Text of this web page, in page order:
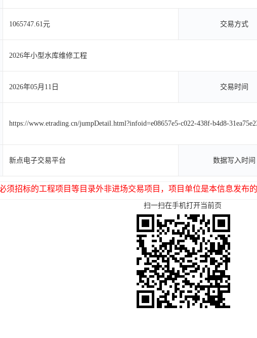
1065747.61元 交易方式
2026年小型水库维修工程
2026年05月11日 交易时间
https://www.etrading.cn/jumpDetail.html?infoid=e08657e5-c022-438f-b4d8-
新点电子交易平台 数据写入时间
须招标的工程项目等目录外非进场交易项目，项目单位是本信息发布
扫一扫在手机打开当前页